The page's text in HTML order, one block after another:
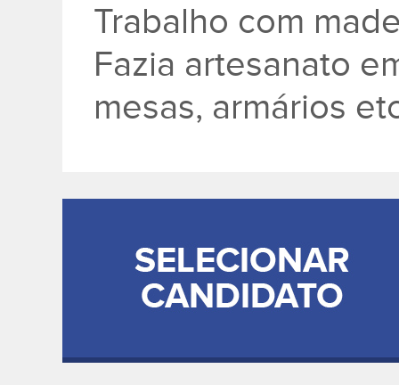
Trabalho com
Fazia artesanato
mesas, armários